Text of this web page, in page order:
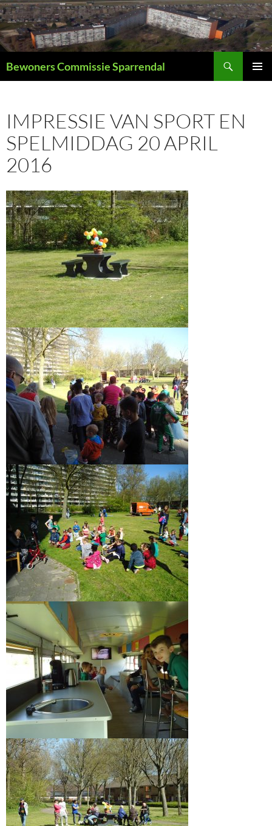
Ga
naar
de
inhoud
Bewoners Commissie Sparrendal
IMPRESSIE VAN SPORT EN
SPELMIDDAG 20 APRIL
2016